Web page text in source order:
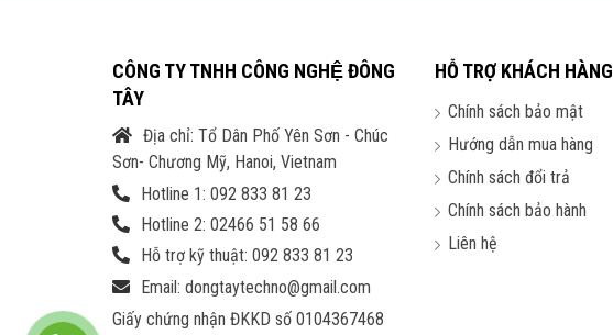
CÔNG TY TNHH CÔNG NGHỆ ĐÔNG
TÂY
Địa chỉ: Tổ Dân Phố Yên Sơn - Chúc
Sơn- Chương Mỹ, Hanoi, Vietnam
Hotline 1: 092 833 81 23
Hotline 2: 02466 51 58 66
Hỗ trợ kỹ thuật: 092 833 81 23
Email: dongtaytechno@gmail.com
Giấy chứng nhận ĐKKD số 0104367468
HỖ TRỢ KHÁCH HÀNG
Chính sách bảo mật
Hướng dẫn mua hàng
Chính sách đổi trả
Chính sách bảo hành
Liên hệ